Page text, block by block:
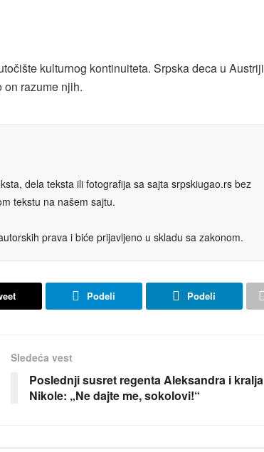
kulturnog kontinuiteta. Srpska deca u Austriji
on razume njih.
dela teksta ili fotografija sa sajta srpskiugao.rs bez
tekstu na našem sajtu.
prava i biće prijavljeno u skladu sa zakonom.
Podeli Podeli
Sledeća vest
Poslednji susret regenta Aleksandra i kralja
Nikole: „Ne dajte me, sokolovi!“